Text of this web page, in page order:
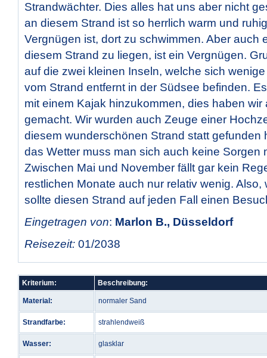
Strandwächter. Dies alles hat uns aber nicht
an diesem Strand ist so herrlich warm und
Vergnügen ist, dort zu schwimmen. Aber auch
diesem Strand zu liegen, ist ein Vergnügen.
auf die zwei kleinen Inseln, welche sich
vom Strand entfernt in der Südsee befinden.
mit einem Kajak hinzukommen, dies haben wir
gemacht. Wir wurden auch Zeuge einer
diesem wunderschönen Strand statt gefunden
das Wetter muss man sich auch keine Sorgen
Zwischen Mai und November fällt gar kein
restlichen Monate auch nur relativ wenig. Also,
sollte diesen Strand auf jeden Fall einen
Eingetragen von: Marlon B., Düsseldorf
Reisezeit: 01/2038
Kriterium: Beschreibung:
Material: normaler Sand
Strandfarbe: strahlendweiß
Wasser: glasklar